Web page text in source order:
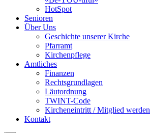
HotSpot
Senioren
Über Uns
Geschichte unserer Kirche
Pfarramt
Kirchenpflege
Amtliches
Finanzen
Rechtsgrundlagen
Läutordnung
TWINT-Code
Kircheneintritt / Mitglied werden
Kontakt